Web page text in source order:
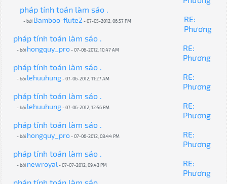
pháp tính toán làm sáo .
- bởi Bamboo-flute2 - 07-05-2012, 06:57 PM
RE:
Phương
pháp tính toán làm sáo .
- bởi hongquy_pro- 07-06-2012, 10:47 AM
RE:
Phương
pháp tính toán làm sáo .
- bởi lehuuhung- 07-06-2012, 11:27 AM
RE:
Phương
pháp tính toán làm sáo .
- bởi lehuuhung- 07-06-2012, 12:56 PM
RE:
Phương
pháp tính toán làm sáo .
- bởi hongquy_pro- 07-06-2012, 08:44 PM
RE:
Phương
pháp tính toán làm sáo .
- bởi newroyal- 07-07-2012, 09:43 PM
RE:
Phương